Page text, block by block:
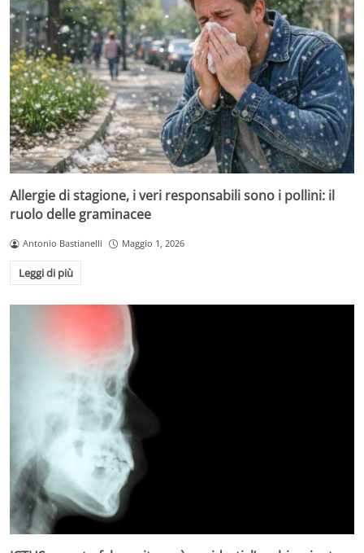
Allergie di stagione, i veri responsabili sono i pollini: il
ruolo delle graminacee
Antonio Bastianelli Maggio 1, 2026
Leggi di più